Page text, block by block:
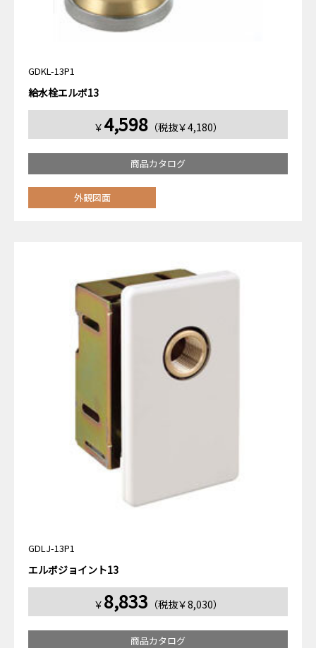
GDKL-13P1
給水栓エルボ13
￥ 4,598（税抜￥4,180）
商品カタログ
外観図面
GDLJ-13P1
エルボジョイント13
￥ 8,833 （税抜￥8,030）
商品カタログ